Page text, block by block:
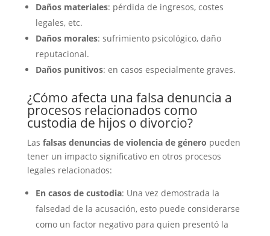
Daños materiales: pérdida de ingresos, costes
legales, etc.
Daños morales: sufrimiento psicológico, daño
reputacional.
Daños punitivos: en casos especialmente graves.
¿Cómo afecta una falsa denuncia a
procesos relacionados como
custodia de hijos o divorcio?
Las falsas denuncias de violencia de género pueden
tener un impacto significativo en otros procesos
legales relacionados:
En casos de custodia: Una vez demostrada la
falsedad de la acusación, esto puede considerarse
como un factor negativo para quien presentó la